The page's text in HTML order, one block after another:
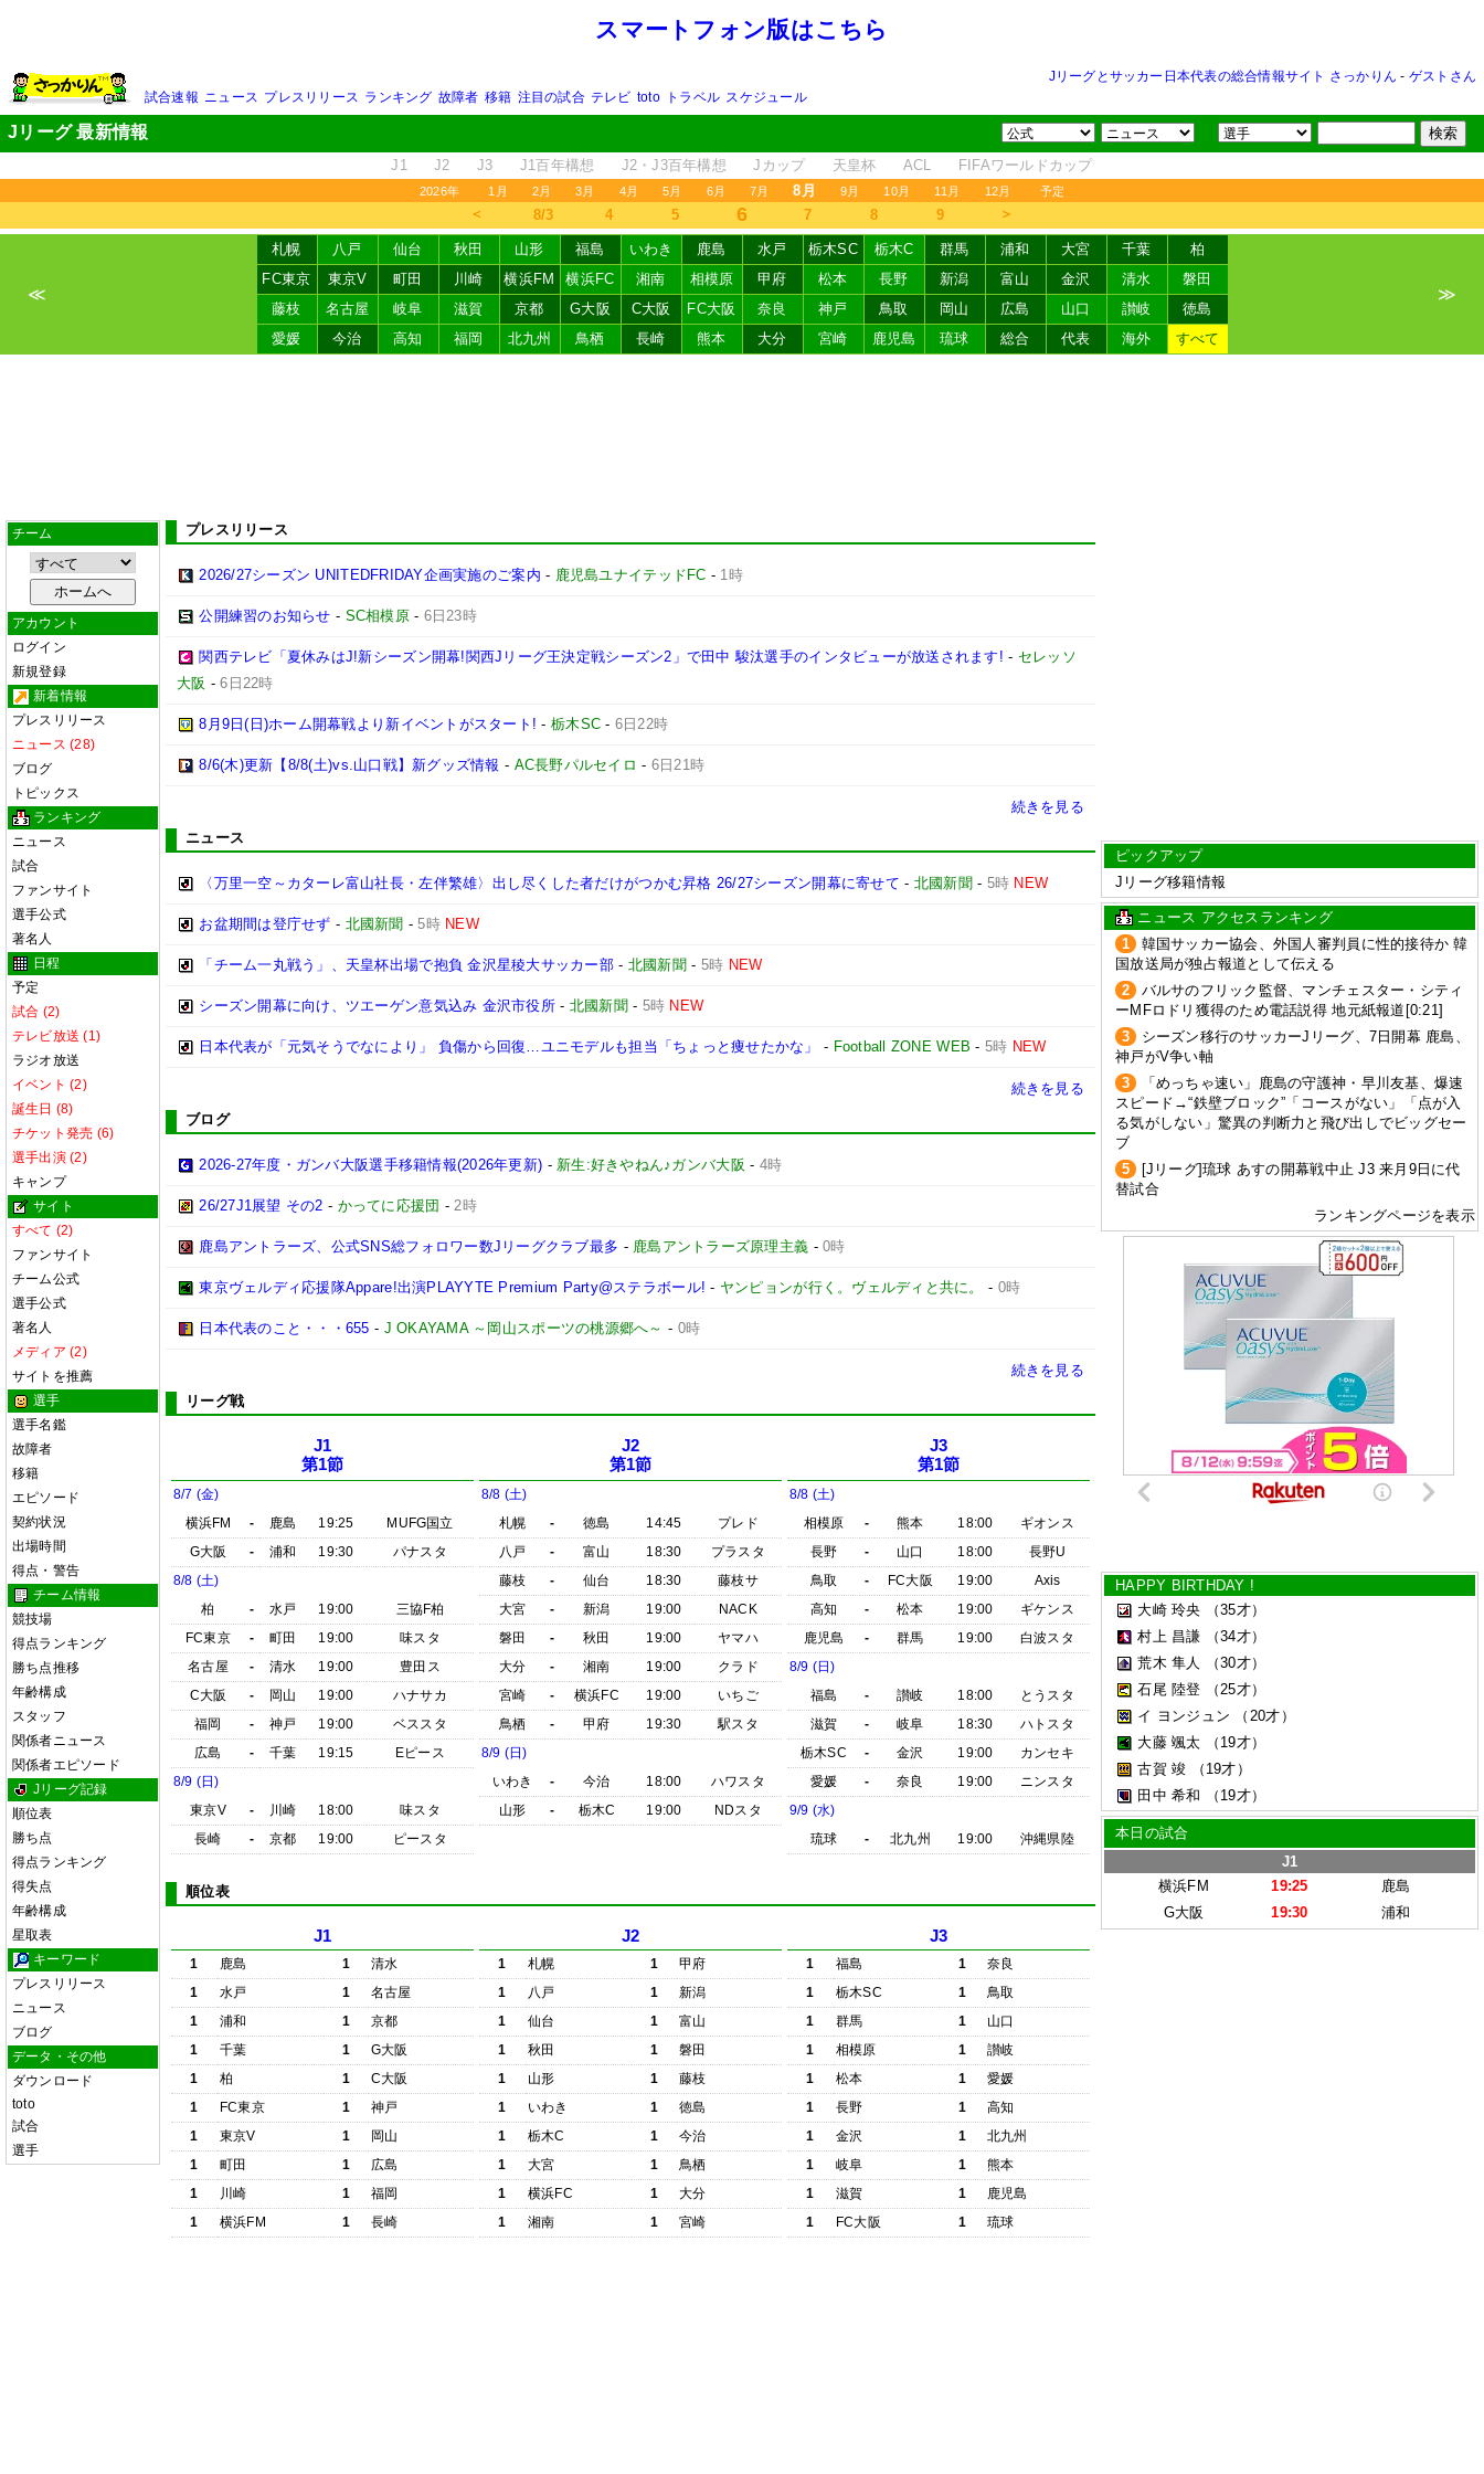
スマートフォン版はこちら
Jリーグとサッカー日本代表の総合情報サイト さっかりん - ゲストさん
試合速報 ニュース プレスリリース ランキング 故障者 移籍 注目の試合 テレビ toto トラベル スケジュール
Jリーグ 最新情報
J1 J2 J3 J1百年構想 J2・J3百年構想 Jカップ 天皇杯 ACL FIFAワールドカップ
2026年 1月 2月 3月 4月 5月 6月 7月 8月 9月 10月 11月 12月 予定
＜ 8/3 4 5 6 7 8 9 ＞
≪
札幌 八戸 仙台 秋田 山形 福島 いわき 鹿島 水戸 栃木SC 栃木C 群馬 浦和 大宮 千葉
柏
FC東京
東京V 町田 川崎 横浜FM 横浜FC 湘南 相模原 甲府 松本 長野 新潟 富山 金沢 清水
磐田
藤枝
名古屋 岐阜 滋賀 京都 G大阪 C大阪 FC大阪 奈良 神戸 鳥取 岡山 広島 山口 讃岐
徳島
愛媛
今治 高知 福岡 北九州 鳥栖 長崎 熊本 大分 宮崎 鹿児島 琉球 総合 代表 海外 すべて
≫
チーム
アカウント
ログイン
新規登録
新着情報
プレスリリース
ニュース (28)
ブログ
トピックス
ランキング
ニュース
試合
ファンサイト
選手公式
著名人
日程
予定
試合 (2)
テレビ放送 (1)
ラジオ放送
イベント (2)
誕生日 (8)
チケット発売 (6)
選手出演 (2)
キャンプ
サイト
すべて (2)
ファンサイト
チーム公式
選手公式
著名人
メディア (2)
サイトを推薦
選手
選手名鑑
故障者
移籍
エピソード
契約状況
出場時間
得点・警告
チーム情報
競技場
得点ランキング
勝ち点推移
年齢構成
スタッフ
関係者ニュース
関係者エピソード
Jリーグ記録
順位表
勝ち点
得点ランキング
得失点
年齢構成
星取表
キーワード
プレスリリース
ニュース
ブログ
データ・その他
ダウンロード
toto
試合
選手
プレスリリース
2026/27シーズン UNITEDFRIDAY企画実施のご案内 - 鹿児島ユナイテッドFC - 1時
公開練習のお知らせ - SC相模原- 6日23時
関西テレビ「夏休みはJ!新シーズン開幕!関西Jリーグ王決定戦シーズン2」で田中 駿汰選手のインタビューが放送されます! - セレッソ
大阪 -6日22時
8月9日(日)ホーム開幕戦より新イベントがスタート! -栃木SC - 6日22時
8/6(木)更新【8/8(土)vs.山口戦】新グッズ情報 - AC長野パルセイロ - 6日21時
続きを見る
ニュース
〈万里一空～カターレ富山社長・左伴繁雄〉出し尽くした者だけがつかむ昇格 26/27シーズン開幕に寄せて - 北國新聞 - 5時 NEW
お盆期間は登庁せず - 北國新聞 -5時 NEW
「チーム一丸戦う」、天皇杯出場で抱負 金沢星稜大サッカー部 - 北國新聞 - 5時 NEW
シーズン開幕に向け、ツエーゲン意気込み 金沢市役所- 北國新聞 - 5時 NEW
日本代表が「元気そうでなにより」 負傷から回復…ユニモデルも担当「ちょっと痩せたかな」 - Football ZONE WEB - 5時 NEW
続きを見る
ブログ
2026-27年度・ガンバ大阪選手移籍情報(2026年更新) - 新生:好きやねん♪ガンバ大阪 - 4時
26/27J1展望 その2 - かってに応援団 -2時
鹿島アントラーズ、公式SNS総フォロワー数Jリーグクラブ最多 - 鹿島アントラーズ原理主義 -0時
東京ヴェルディ応援隊Appare!出演PLAYYTE Premium Party@ステラボール! - ヤンピョンが行く。ヴェルディと共に。 - 0時
日本代表のこと・・・655 - J OKAYAMA ～岡山スポーツの桃源郷へ～ - 0時
続きを見る
リーグ戦
J1
第1節
8/7 (金)
横浜FM
- 鹿島 19:25
MUFG国立
G大阪
- 浦和 19:30
パナスタ
8/8 (土)
柏
- 水戸 19:00
三協F柏
FC東京
- 町田 19:00
味スタ
名古屋
- 清水 19:00
豊田ス
C大阪
- 岡山 19:00
ハナサカ
福岡
- 神戸 19:00
ベススタ
広島
- 千葉 19:15
Eピース
8/9 (日)
東京V
- 川崎 18:00
味スタ
長崎
- 京都 19:00 ピースタ
J2
第1節
8/8 (土)
札幌
- 徳島 14:45
プレド
八戸
- 富山 18:30
プラスタ
藤枝
- 仙台 18:30
藤枝サ
大宮
- 新潟 19:00
NACK
磐田
- 秋田 19:00
ヤマハ
大分
- 湘南 19:00
クラド
宮崎
- 横浜FC 19:00
いちご
鳥栖
- 甲府 19:30
駅スタ
8/9 (日)
いわき
- 今治 18:00
ハワスタ
山形
- 栃木C 19:00 NDスタ
J3
第1節
8/8 (土)
相模原
- 熊本 18:00
ギオンス
長野
- 山口 18:00
長野U
鳥取
- FC大阪 19:00
Axis
高知
- 松本 19:00
ギケンス
鹿児島
- 群馬 19:00
白波スタ
8/9 (日)
福島
- 讃岐 18:00
とうスタ
滋賀
- 岐阜 18:30
ハトスタ
栃木SC
- 金沢 19:00
カンセキ
愛媛
- 奈良 19:00
ニンスタ
9/9 (水)
琉球
- 北九州 19:00 沖縄県陸
順位表
J1
1 鹿島 1
清水
1
水戸 1
名古屋
1
浦和 1
京都
1
千葉 1
G大阪
1
柏 1
C大阪
1
FC東京 1
神戸
1
東京V 1
岡山
1
町田 1
広島
1
川崎 1
福岡
1
横浜FM 1 長崎
J2
1 札幌 1
甲府
1
八戸 1
新潟
1
仙台 1
富山
1
秋田 1
磐田
1
山形 1
藤枝
1
いわき 1
徳島
1
栃木C 1
今治
1
大宮 1
鳥栖
1
横浜FC 1
大分
1
湘南 1 宮崎
J3
1 福島 1
奈良
1
栃木SC 1
鳥取
1
群馬 1
山口
1
相模原 1
讃岐
1
松本 1
愛媛
1
長野 1
高知
1
金沢 1
北九州
1
岐阜 1
熊本
1
滋賀 1
鹿児島
1
FC大阪 1 琉球
ピックアップ
Jリーグ移籍情報
ニュース アクセスランキング
1
韓国サッカー協会、外国人審判員に性的接待か 韓
国放送局が独占報道として伝える
2
バルサのフリック監督、マンチェスター・シティ
ーMFロドリ獲得のため電話説得 地元紙報道[0:21]
3
シーズン移行のサッカーJリーグ、7日開幕 鹿島、
神戸がV争い軸
3
「めっちゃ速い」鹿島の守護神・早川友基、爆速
スピード→“鉄壁ブロック”「コースがない」「点が入
る気がしない」驚異の判断力と飛び出しでビッグセー
ブ
5
[Jリーグ]琉球 あすの開幕戦中止 J3 来月9日に代
替試合
ランキングページを表示
HAPPY BIRTHDAY !
大崎 玲央
（35才）
村上 昌謙
（34才）
荒木 隼人
（30才）
石尾 陸登
（25才）
イ ヨンジュン
（20才）
大藤 颯太
（19才）
古賀 竣
（19才）
田中 希和
（19才）
本日の試合
J1
横浜FM
19:25
鹿島
G大阪
19:30 浦和